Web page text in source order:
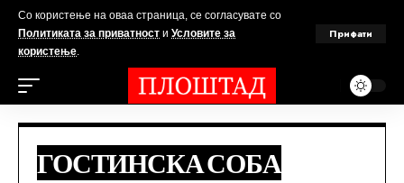
Со користење на оваа страница, се согласувате со
Политиката за приватност и Условите за
користење.
Прифати
ГОСТИНСКА СОБА